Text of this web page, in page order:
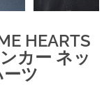
HEARTS
カー ネッ
ツ